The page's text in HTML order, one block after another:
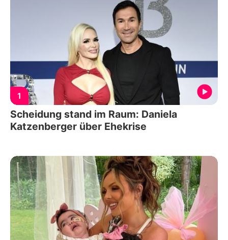
1
Scheidung stand im Raum: Daniela
Katzenberger über Ehekrise